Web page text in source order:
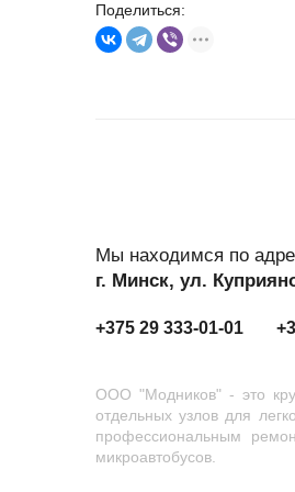
Поделиться:
Мы находимся по
г. Минск, ул.
+375 29 333-01-01
ООО "Модников" - это
отдельных узлов для
профессиональным
микроавтобусов.